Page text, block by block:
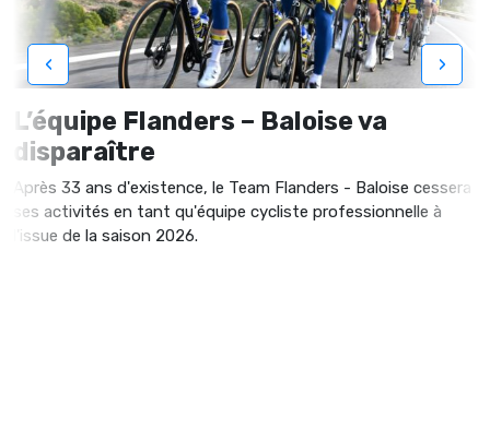
L’équipe Flanders – Baloise va
disparaître
Après 33 ans d'existence, le Team Flanders - Baloise cessera
ses activités en tant qu'équipe cycliste professionnelle à
l'issue de la saison 2026.
‹ ›